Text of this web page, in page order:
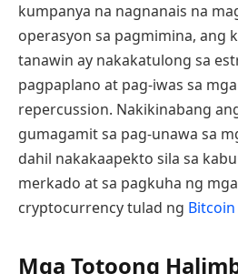
kumpanya na nagnanais na
operasyon sa pagmimina, ang
tanawin ay nakakatulong sa
pagpaplano at pag-iwas sa
repercussion. Nakikinabang
gumagamit sa pag-unawa sa
dahil nakakaapekto sila sa
merkado at sa pagkuha ng
cryptocurrency tulad ng Bitcoin
Mga Totoong